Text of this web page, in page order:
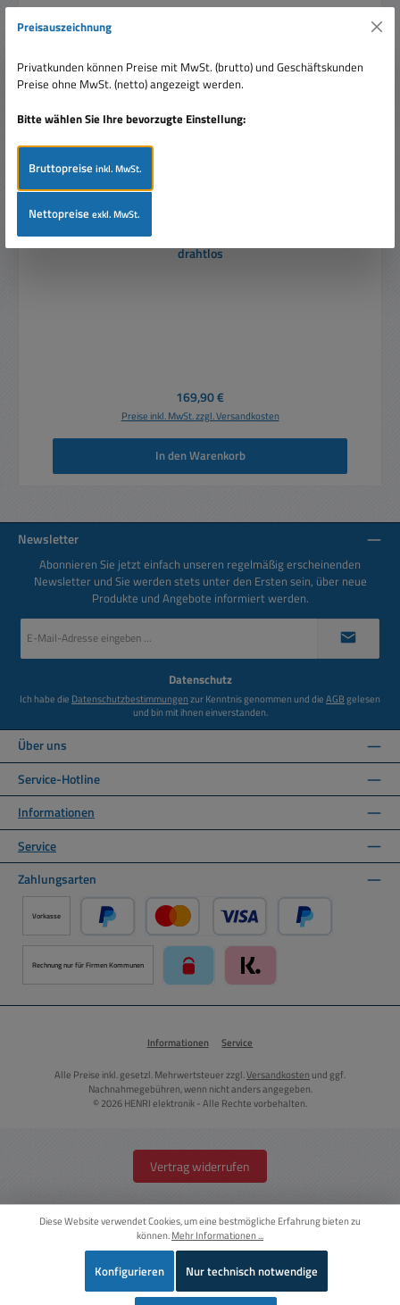
Lichtschranke mit Lautsprecher Gong oder Sirene
drahtlos
Regulärer Preis:
169,90 €
Preise inkl. MwSt. zzgl. Versandkosten
In den Warenkorb
Newsletter
Abonnieren Sie jetzt einfach unseren regelmäßig erscheinenden
Newsletter und Sie werden stets unter den Ersten sein, über neue
Produkte und Angebote informiert werden.
Mail-
Datenschutz
Ich habe die Datenschutzbestimmungenzur Kenntnis genommen und dieAGBgelesen
und bin mit ihnen einverstanden.
Über uns
Service-Hotline
Informationen
Service
Zahlungsarten
Vorkasse
PayPal Kredit- oder Debitkarte über PayPal
Rechnung nur für Firmen Kommunen
Informationen Service
Alle Preise inkl. gesetzl. Mehrwertsteuer zzgl.Versandkosten und ggf.
Nachnahmegebühren, wenn nicht anders angegeben.
© 2026 HENRI elektronik - Alle Rechte vorbehalten.
Vertrag widerrufen
Diese Website verwendet Cookies, um eine bestmögliche Erfahrung bieten zu
können.Mehr Informationen ...
Nur technisch notwendige
Konfigurieren
Preisauszeichnung
Privatkunden können Preise mit MwSt. (brutto) und Geschäftskunden
Preise ohne MwSt. (netto) angezeigt werden.
Bitte wählen Sie Ihre bevorzugte Einstellung:
Bruttopreiseinkl. MwSt.
Nettopreiseexkl. MwSt.